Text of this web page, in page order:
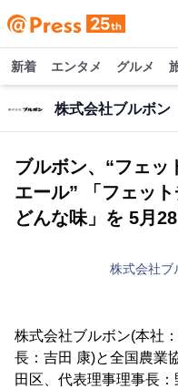
新着 エンタメ グルメ
株式会社ブルボン
ブルボン、“フェッ
エール” 「フェッ
どんな味」を 5月
株式会社ブ
株式会社ブルボン(本社
長：吉田 康)と全国農業
田区、代表理事理事長